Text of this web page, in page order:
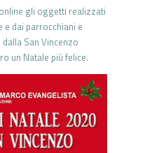
gli oggetti realizzati
e dai parrocchiani e
San Vincenzo
un Natale più felice.